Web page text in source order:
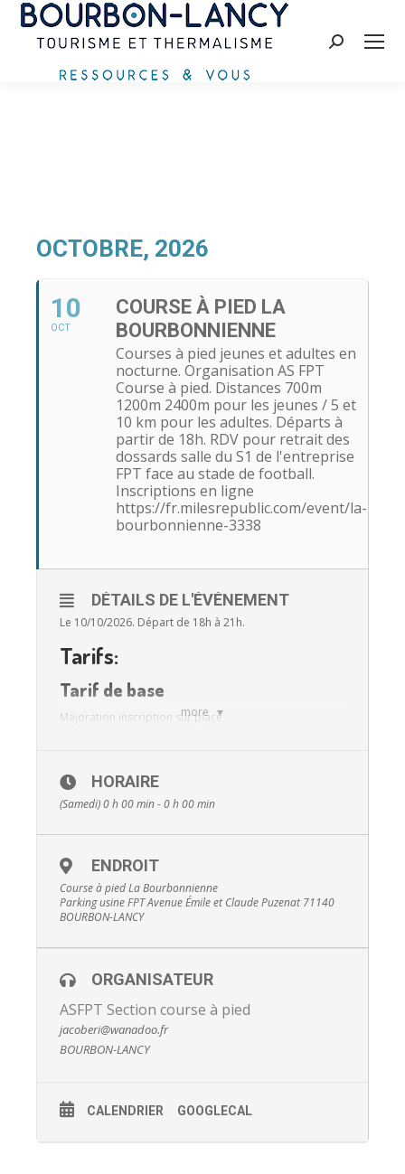
Recherche
OCTOBRE, 2026
10
OCT
COURSE À PIED LA
BOURBONNIENNE
Courses à pied jeunes et adultes en
nocturne. Organisation AS FPT
Course à pied. Distances 700m
1200m 2400m pour les jeunes / 5 et
10 km pour les adultes. Départs à
partir de 18h. RDV pour retrait des
dossards salle du S1 de l'entreprise
FPT face au stade de football.
Inscriptions en ligne
https://fr.milesrepublic.com/event/la-
bourbonnienne-3338
more
DÉTAILS DE L'ÉVÉNEMENT
Le 10/10/2026. Départ de 18h à 21h.
Tarifs:
Tarif de base
Majoration inscription sur place
Tarif enfant
Gratuit
HORAIRE
(Samedi) 0 h 00 min - 0 h 00 min
ENDROIT
Course à pied La Bourbonnienne
Parking usine FPT Avenue Émile et Claude Puzenat 71140
BOURBON-LANCY
ORGANISATEUR
ASFPT Section course à pied
jacoberi@wanadoo.fr
BOURBON-LANCY
CALENDRIER GOOGLECAL